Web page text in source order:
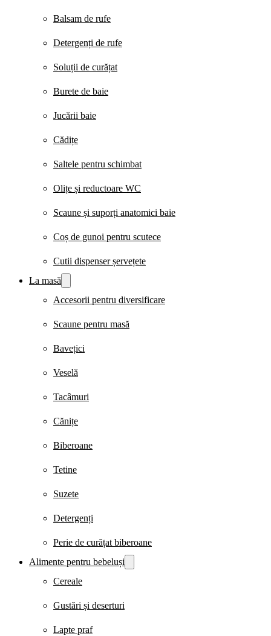
Balsam de rufe
Detergenți de rufe
Soluții de curățat
Burete de baie
Jucării baie
Cădițe
Saltele pentru schimbat
Olițe și reductoare WC
Scaune și suporți anatomici baie
Coș de gunoi pentru scutece
Cutii dispenser șervețete
La masă
Accesorii pentru diversificare
Scaune pentru masă
Bavețici
Veselă
Tacâmuri
Cănițe
Biberoane
Tetine
Suzete
Detergenți
Perie de curățat biberoane
Alimente pentru bebeluși
Cereale
Gustări și deserturi
Lapte praf